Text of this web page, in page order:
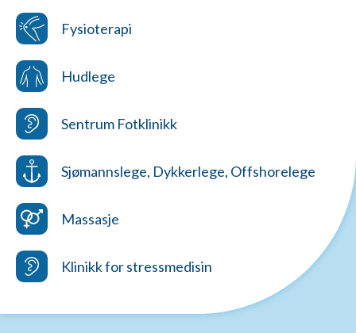
Fysioterapi
Hudlege
Sentrum Fotklinikk
Sjømannslege, Dykkerlege, Offshorelege
Massasje
Klinikk for stressmedisin